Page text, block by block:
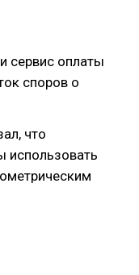
сервис оплаты
споров о
что
использовать